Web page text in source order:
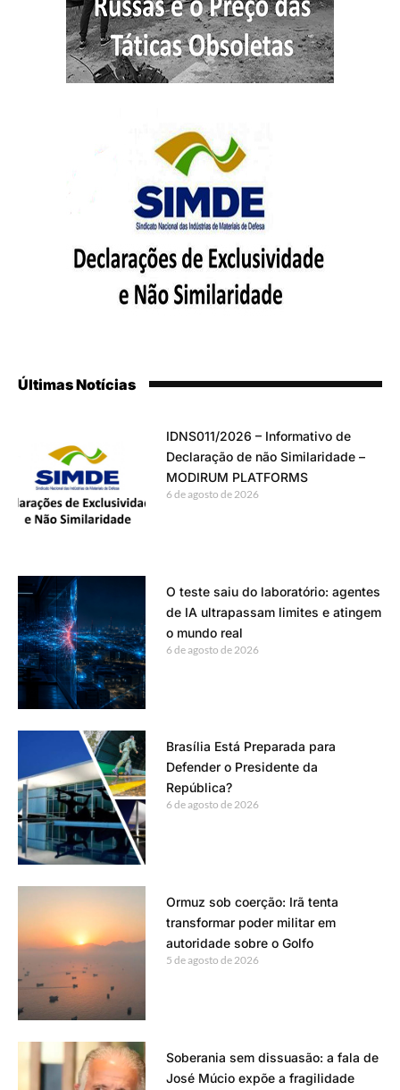
Últimas Notícias
IDNS011/2026 – Informativo de
Declaração de não Similaridade –
MODIRUM PLATFORMS
6 de agosto de 2026
O teste saiu do laboratório: agentes
de IA ultrapassam limites e atingem
o mundo real
6 de agosto de 2026
Brasília Está Preparada para
Defender o Presidente da
República?
6 de agosto de 2026
Ormuz sob coerção: Irã tenta
transformar poder militar em
autoridade sobre o Golfo
5 de agosto de 2026
Soberania sem dissuasão: a fala de
José Múcio expõe a fragilidade